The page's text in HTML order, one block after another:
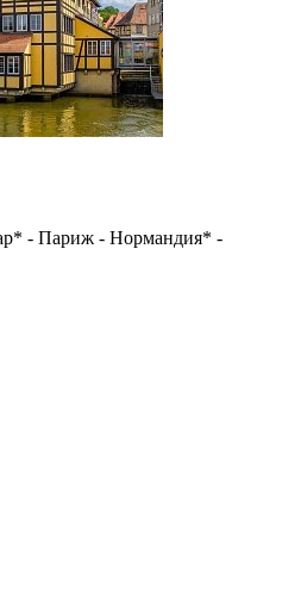
- Париж - Нормандия* -